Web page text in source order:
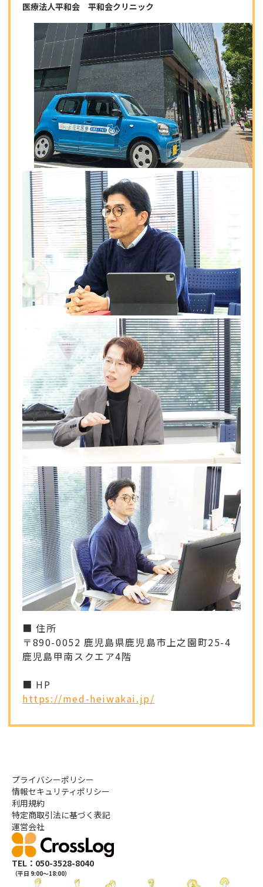
医療法人平和会 平和会クリニック
■ 住所
〒890-0052 鹿児島県鹿児島市上之園町25-4
鹿児島甲南スクエア4階
■ HP
https://med-heiwakai.jp/
TEL：050-3528-8040
（平日 9:00〜18:00）
プライバシーポリシー
情報セキュリティポリシー
利用規約
特定商取引法に基づく表記
運営会社